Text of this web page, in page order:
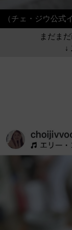
（チェ・ジウ公式
まだま
↓